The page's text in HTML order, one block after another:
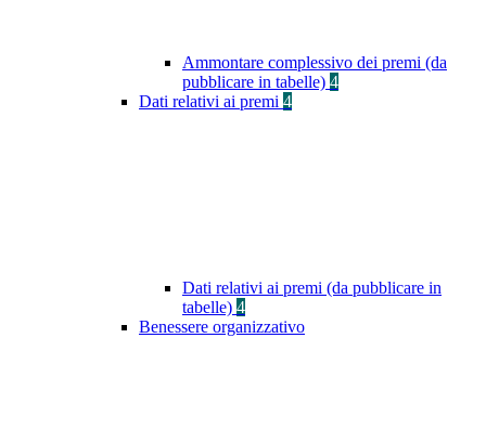
Ammontare complessivo dei premi (da
pubblicare in tabelle) 4
Dati relativi ai premi 4
Dati relativi ai premi (da pubblicare in
tabelle) 4
Benessere organizzativo